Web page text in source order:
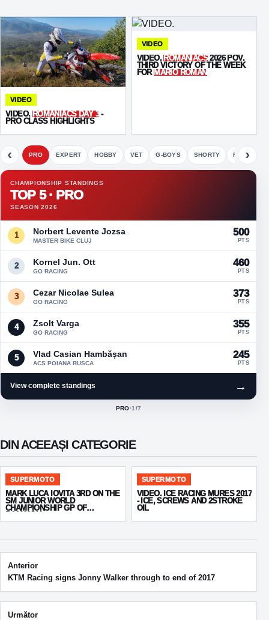
VIDEO
VIDEO. ROMANIACS DAY 3 -
PRO CLASS HIGHLIGHTS
VIDEO
VIDEO. ROMANIACS 2026 POV.
THIRD VICTORY OF THE WEEK
FOR MARIO ROMAN
‹ PRO EXPERT HOBBY VET G-BOYS SHORTY FETE
›
CHAMPIONSHIP STANDINGS
TOP 5 · PRO
SEASON 2026
1 Norbert Levente Jozsa
MASTER BIKE CLUJ
500
PTS
2 Kornel Jun. Ott
GO RACING
460
PTS
3 Cezar Nicolae Sulea
GO RACING
373
PTS
4 Zsolt Varga
GO RACING
355
PTS
5 Vlad Casian Hambășan
ACS POIANA RUSCA
245
PTS
View complete standings →
ACTIVE CLASS:
PRO·1/7
DIN ACEEAȘI CATEGORIE
SUPERMOTO
MARK LUCA IOVITA 3RD ON THE
SM JUNIOR WORLD
CHAMPIONSHIP GP OF
SUPERMOTO
VIDEO. ICE RACING MURES 2017
- ICE, SCREWS AND 2STROKE
OIL
Post navigation
Anterior
KTM Racing signs Jonny Walker through to end of 2017
Următor